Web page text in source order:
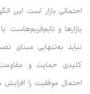
احتمالی بازار است. این
بازارها و تایم‌فریم‌هاست.
نباید به‌تنهایی مبنای
کلیدی حمایت و
احتمال موفقیت را